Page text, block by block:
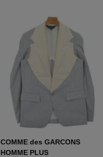
COMME des GARCONS
HOMME PLUS